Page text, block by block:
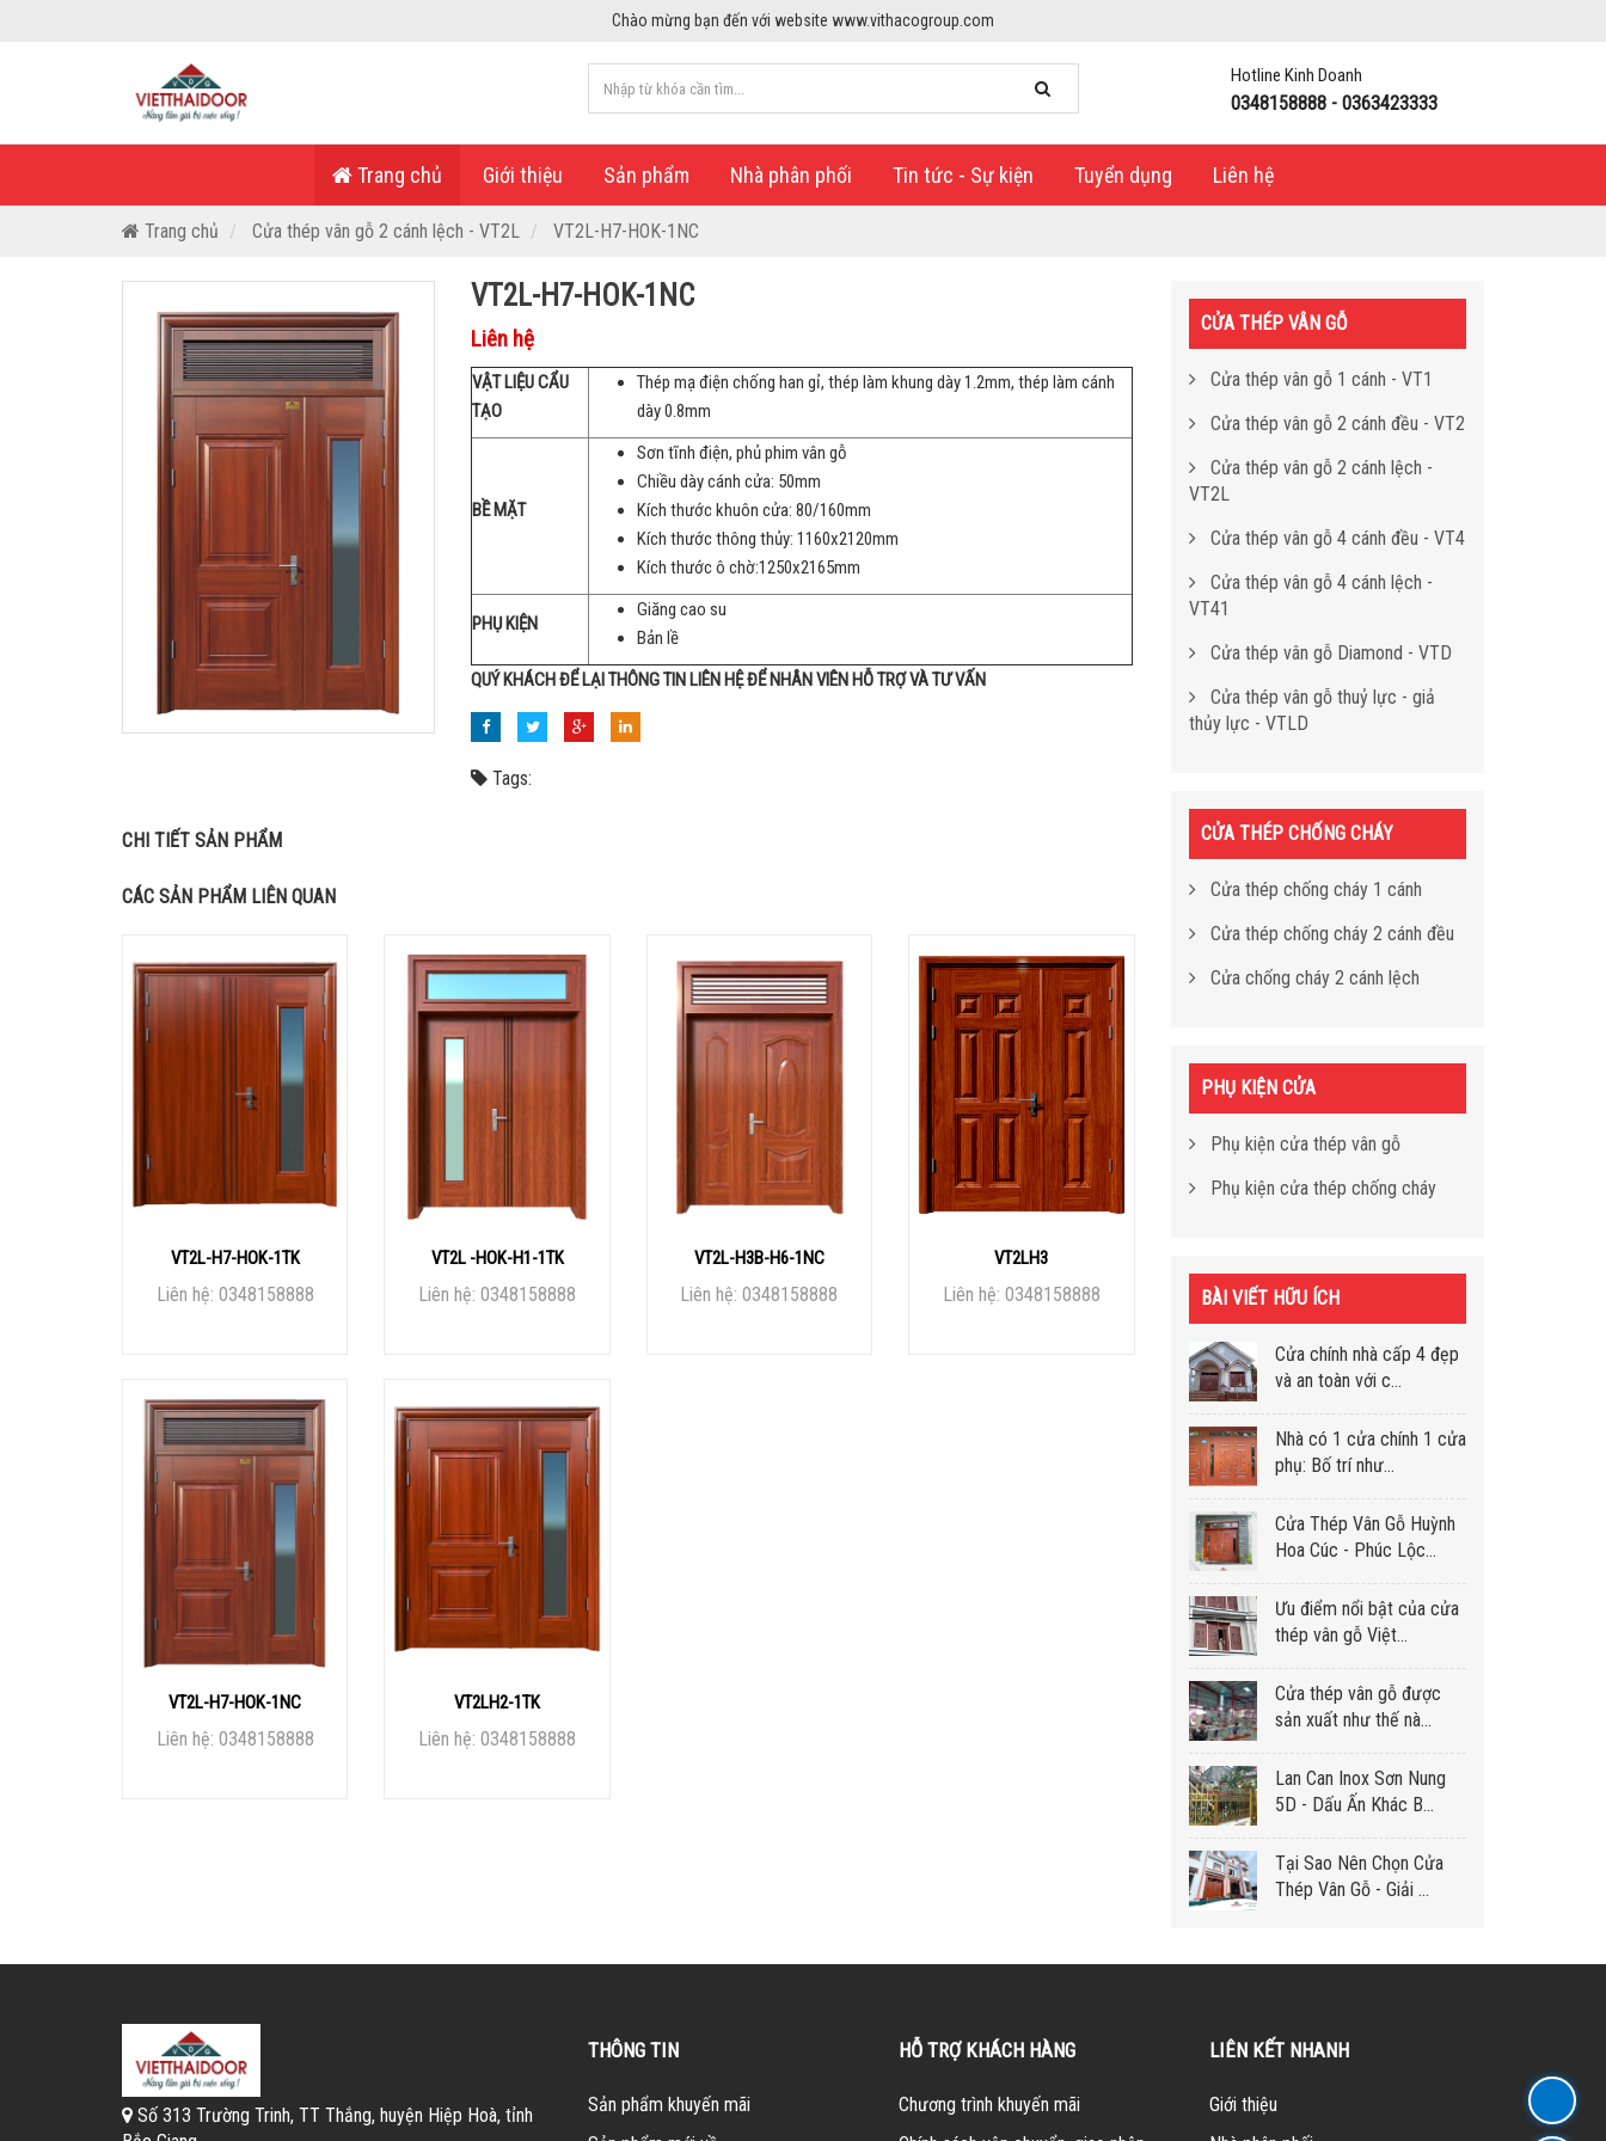
Chào mừng bạn đến với website www.vithacogroup.com
Hotline Kinh Doanh
0348158888 - 0363423333
Trang chủ Giới thiệu Sản phẩm Nhà phân phối Tin tức - Sự kiện Tuyển dụng Liên hệ
Trang chủ Cửa thép vân gỗ 2 cánh lệch - VT2L VT2L-H7-HOK-1NC
VT2L-H7-HOK-1NC
Liên hệ
VẬT LIỆU CẨU
TẠO
Thép mạ điện chống han gỉ, thép làm khung dày 1.2mm, thép làm cánh
dày 0.8mm
BỀ MẶT
Sơn tĩnh điện, phủ phim vân gỗ
Chiều dày cánh cửa: 50mm
Kích thước khuôn cửa: 80/160mm
Kích thước thông thủy: 1160x2120mm
Kích thước ô chờ:1250x2165mm
PHỤ KIỆN
Giăng cao su
Bản lề
QUÝ KHÁCH ĐỂ LẠI THÔNG TIN LIÊN HỆ ĐỂ NHÂN VIÊN HỖ TRỢ VÀ TƯ VẤN
Tags:
CHI TIẾT SẢN PHẨM
CÁC SẢN PHẨM LIÊN QUAN
VT2L-H7-HOK-1TK
Liên hệ: 0348158888
VT2L -HOK-H1-1TK
Liên hệ: 0348158888
VT2L-H3B-H6-1NC
Liên hệ: 0348158888
VT2LH3
Liên hệ: 0348158888
VT2L-H7-HOK-1NC
Liên hệ: 0348158888
VT2LH2-1TK
Liên hệ: 0348158888
CỬA THÉP VÂN GỖ
Cửa thép vân gỗ 1 cánh - VT1
Cửa thép vân gỗ 2 cánh đều - VT2
Cửa thép vân gỗ 2 cánh lệch -
VT2L
Cửa thép vân gỗ 4 cánh đều - VT4
Cửa thép vân gỗ 4 cánh lệch -
VT41
Cửa thép vân gỗ Diamond - VTD
Cửa thép vân gỗ thuỷ lực - giả
thủy lực - VTLD
CỬA THÉP CHỐNG CHÁY
Cửa thép chống cháy 1 cánh
Cửa thép chống cháy 2 cánh đều
Cửa chống cháy 2 cánh lệch
PHỤ KIỆN CỬA
Phụ kiện cửa thép vân gỗ
Phụ kiện cửa thép chống cháy
BÀI VIẾT HỮU ÍCH
Cửa chính nhà cấp 4 đẹp
và an toàn với c...
Nhà có 1 cửa chính 1 cửa
phụ: Bố trí như...
Cửa Thép Vân Gỗ Huỳnh
Hoa Cúc - Phúc Lộc...
Ưu điểm nổi bật của cửa
thép vân gỗ Việt...
Cửa thép vân gỗ được
sản xuất như thế nà...
Lan Can Inox Sơn Nung
5D - Dấu Ấn Khác B...
Tại Sao Nên Chọn Cửa
Thép Vân Gỗ - Giải ...
Số 313 Trường Trinh, TT Thắng, huyện Hiệp Hoà, tỉnh
THÔNG TIN
Sản phẩm khuyến mãi
HỖ TRỢ KHÁCH HÀNG
Chương trình khuyến mãi
LIÊN KẾT NHANH
Giới thiệu